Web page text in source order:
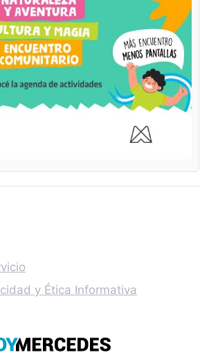
y Ética Informativa